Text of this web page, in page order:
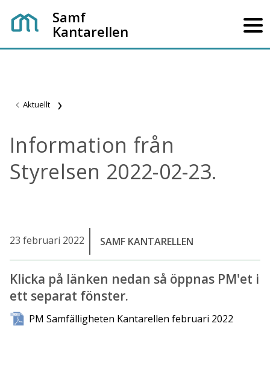
Samf
Kantarellen
Aktuellt
Information från
Styrelsen 2022-02-23.
23 februari 2022 SAMF KANTARELLEN
Klicka på länken nedan så öppnas PM'et i
ett separat fönster.
PM Samfälligheten Kantarellen februari 2022